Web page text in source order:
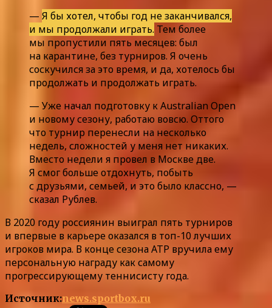
— Я бы хотел, чтобы год не заканчивался,
и мы продолжали играть. Тем более
мы пропустили пять месяцев: был
на карантине, без турниров. Я очень
соскучился за это время, и да, хотелось бы
продолжать и продолжать играть.
— Уже начал подготовку к Australian Open
и новому сезону, работаю вовсю. Оттого
что турнир перенесли на несколько
недель, сложностей у меня нет никаких.
Вместо недели я провел в Москве две.
Я смог больше отдохнуть, побыть
с друзьями, семьей, и это было классно, —
сказал Рублев.
В 2020 году россиянин выиграл пять турниров
и впервые в карьере оказался в топ-10 лучших
игроков мира. В конце сезона ATP вручила ему
персональную награду как самому
прогрессирующему теннисисту года.
Источник:news.sportbox.ru